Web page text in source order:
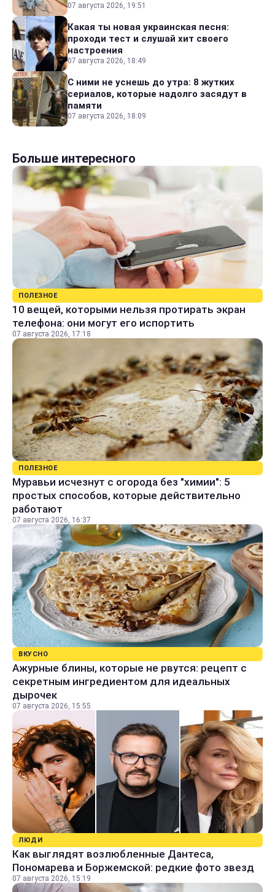
07 августа 2026, 19:51
Какая ты новая украинская песня:
проходи тест и слушай хит своего
настроения
07 августа 2026, 18:49
С ними не уснешь до утра: 8 жутких
сериалов, которые надолго засядут в
памяти
07 августа 2026, 18:09
Больше интересного
ПОЛЕЗНОЕ
10 вещей, которыми нельзя протирать экран
телефона: они могут его испортить
07 августа 2026, 17:18
ПОЛЕЗНОЕ
Муравьи исчезнут с огорода без "химии": 5
простых способов, которые действительно
работают
07 августа 2026, 16:37
ВКУСНО
Ажурные блины, которые не рвутся: рецепт с
секретным ингредиентом для идеальных
дырочек
07 августа 2026, 15:55
ЛЮДИ
Как выглядят возлюбленные Дантеса,
Пономарева и Боржемской: редкие фото звезд
07 августа 2026, 15:19